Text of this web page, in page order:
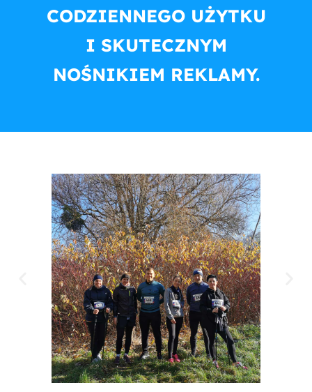
CODZIENNEGO UŻYTKU
I SKUTECZNYM
NOŚNIKIEM REKLAMY.